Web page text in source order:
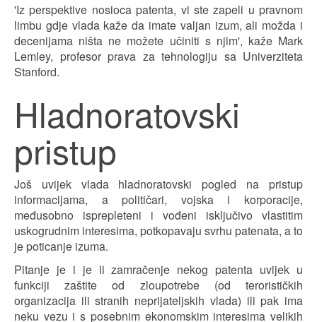
'Iz perspektive nosioca patenta, vi ste zapeli u pravnom
limbu gdje vlada kaže da imate valjan izum, ali možda i
decenijama ništa ne možete učiniti s njim', kaže Mark
Lemley, profesor prava za tehnologiju sa Univerziteta
Stanford.
Hladnoratovski
pristup
Još uvijek vlada hladnoratovski pogled na pristup
informacijama, a političari, vojska i korporacije,
međusobno isprepleteni i vođeni isključivo vlastitim
uskogrudnim interesima, potkopavaju svrhu patenata, a to
je poticanje izuma.
Pitanje je i je li zamračenje nekog patenta uvijek u
funkciji zaštite od zloupotrebe (od terorističkih
organizacija ili stranih neprijateljskih vlada) ili pak ima
neku vezu i s posebnim ekonomskim interesima velikih